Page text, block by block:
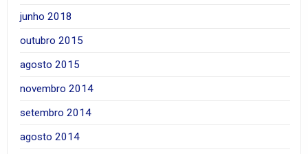
junho 2018
outubro 2015
agosto 2015
novembro 2014
setembro 2014
agosto 2014